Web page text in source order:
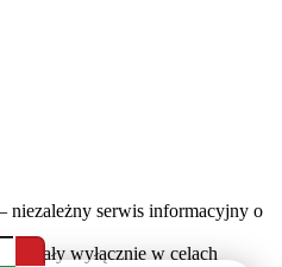
serwis informacyjny o
wyłącznie w celach